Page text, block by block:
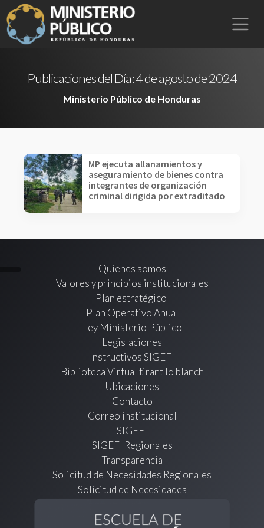
Publicaciones del Día:4 de agosto de 2024
Ministerio Público de Honduras
MP ejecuta allanamientos y
aseguramiento de bienes contra
integrantes de organización
criminal dirigida por extraditado
Quienes somos
Valores y principios institucionales
Plan estratégico
Plan Operativo Anual
Ley Ministerio Público
Legislaciones
Instructivos SIGEFI
Biblioteca Virtual tirant lo blanch
Ubicaciones
Contacto
Correo institucional
SIGEFI
SIGEFI Regionales
Transparencia
Solicitud de Necesidades Regionales
Solicitud de Necesidades